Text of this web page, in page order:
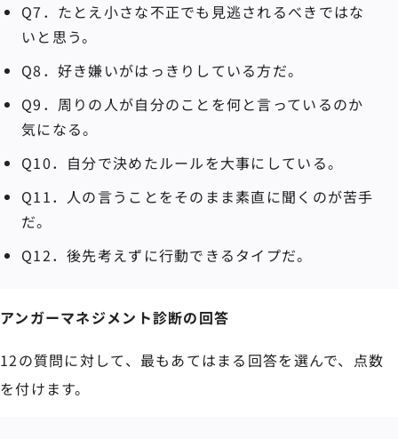
Q7．たとえ小さな不正でも見逃されるべきではな
いと思う。
Q8．好き嫌いがはっきりしている方だ。
Q9．周りの人が自分のことを何と言っているのか
気になる。
Q10．自分で決めたルールを大事にしている。
Q11．人の言うことをそのまま素直に聞くのが苦手
だ。
Q12．後先考えずに行動できるタイプだ。
アンガーマネジメント診断の回答
12の質問に対して、最もあてはまる回答を選んで、点数
を付けます。